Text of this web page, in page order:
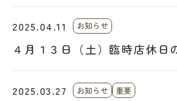
2025.04.11 お知らせ
４月１３日（土）臨時店休日
2025.03.27 お知らせ 重要